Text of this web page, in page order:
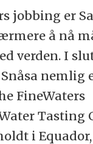
jobbing er
å nå
verden. I
nemlig
FineWaters
Tasting
i